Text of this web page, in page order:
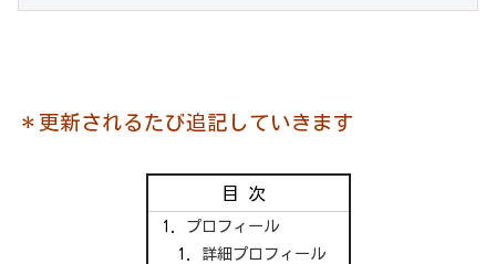
＊更新されるたび追記していきます
目次
プロフィール
詳細プロフィール